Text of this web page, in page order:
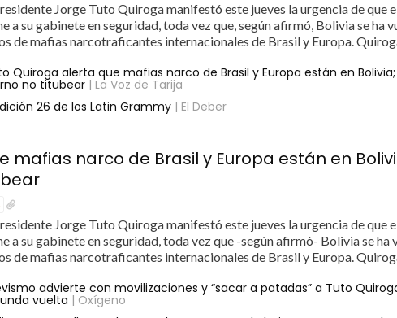
Jorge Tuto Quiroga manifestó este jueves la urgencia de que
a su gabinete en seguridad, toda vez que, según afirmó, Bolivia se ha
de mafias narcotraficantes internacionales de Brasil y Europa.
Quiroga alerta que mafias narco de Brasil y Europa están en
no titubear | La Voz de Tarija
26 de los Latin Grammy | El Deber
mafias narco de Brasil y Europa están en
Jorge Tuto Quiroga manifestó este jueves la urgencia de que
a su gabinete en seguridad, toda vez que -según afirmó- Bolivia se ha
de mafias narcotraficantes internacionales de Brasil y Europa.
advierte con movilizaciones y “sacar a patadas” a Tuto
vuelta | Oxígeno